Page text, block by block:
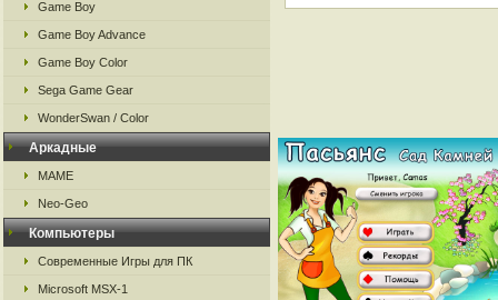
Game Boy
Game Boy Advance
Game Boy Color
Sega Game Gear
WonderSwan / Color
Аркадные
MAME
Neo-Geo
Компьютеры
Современные Игры для ПК
Microsoft MSX-1